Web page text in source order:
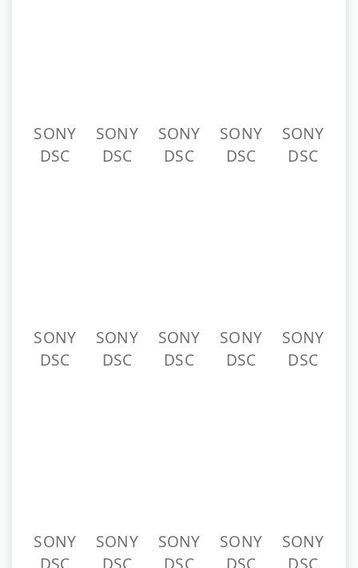
SONY
DSC
SONY
DSC
SONY
DSC
SONY
DSC
SONY
DSC
SONY
DSC
SONY
DSC
SONY
DSC
SONY
DSC
SONY
DSC
SONY
DSC
SONY
DSC
SONY
DSC
SONY
DSC